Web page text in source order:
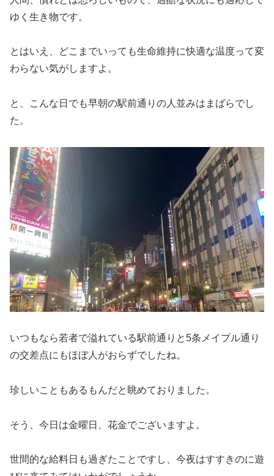
ゆく生き物です。
とはいえ、どこまでいっても生命維持に快適な温度って変
わらない気がしますよ。
と、こんな日でも早朝の駅前通りの人並みはまばらでし
た。
いつもなら若者で溢れている駅前通りと5条メイプル通り
の交差点にもほぼ人がおらずでしたね。
珍しいこともあるもんだと眺めておりました。
そう、今日は金曜日、花金でございますよ。
世間的な給料日も過ぎたことですし、今夜はすすきのに遊